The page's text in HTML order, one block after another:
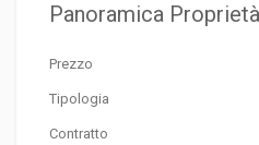
Panoramica Proprietà
Prezzo
Tipologia
Contratto